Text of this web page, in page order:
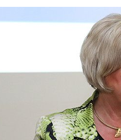
SEMINARE